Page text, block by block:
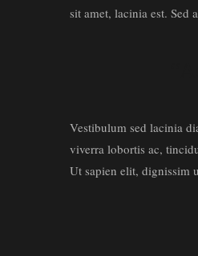
sit amet, lacinia est. Sed
Vestibulum sed lacinia
viverra lobortis ac,
Ut sapien elit, dignissim